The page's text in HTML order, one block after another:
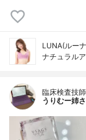
LUNA(ルー
ナチュラル
臨床検査技
うりむー姉